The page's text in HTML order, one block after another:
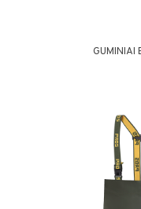
GUMINIAI